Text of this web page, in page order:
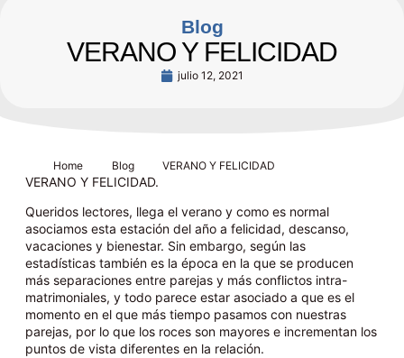
Blog
VERANO Y FELICIDAD
julio 12, 2021
Home Blog VERANO Y FELICIDAD
VERANO Y FELICIDAD.
Queridos lectores, llega el verano y como es normal
asociamos esta estación del año a felicidad, descanso,
vacaciones y bienestar. Sin embargo, según las
estadísticas también es la época en la que se producen
más separaciones entre parejas y más conflictos intra-
matrimoniales, y todo parece estar asociado a que es el
momento en el que más tiempo pasamos con nuestras
parejas, por lo que los roces son mayores e incrementan los
puntos de vista diferentes en la relación.